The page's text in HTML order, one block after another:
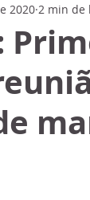
2020 2 min de